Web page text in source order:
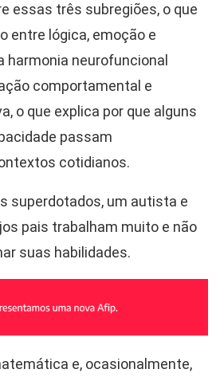
essas três subregiões, o que
entre lógica, emoção e
harmonia neurofuncional
comportamental e
o que explica por que alguns
passam
cotidianos.
superdotados, um autista e
pais trabalham muito e não
suas habilidades.
e, ocasionalmente,